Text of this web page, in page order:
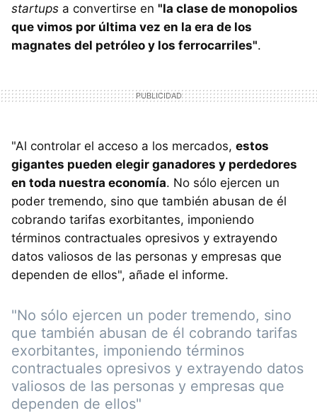
startups a convertirse en "la clase de monopolios
que vimos por última vez en la era de los
magnates del petróleo y los ferrocarriles".
"Al controlar el acceso a los mercados, estos
gigantes pueden elegir ganadores y perdedores
en toda nuestra economía. No sólo ejercen un
poder tremendo, sino que también abusan de él
cobrando tarifas exorbitantes, imponiendo
términos contractuales opresivos y extrayendo
datos valiosos de las personas y empresas que
dependen de ellos", añade el informe.
"No sólo ejercen un poder tremendo, sino
que también abusan de él cobrando tarifas
exorbitantes, imponiendo términos
contractuales opresivos y extrayendo datos
valiosos de las personas y empresas que
dependen de ellos"